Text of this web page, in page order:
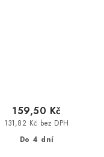
Do 4 dní
131,82 Kč bez DPH
159,50 Kč